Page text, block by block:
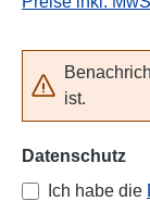
ist.
Datenschutz
Ich habe die